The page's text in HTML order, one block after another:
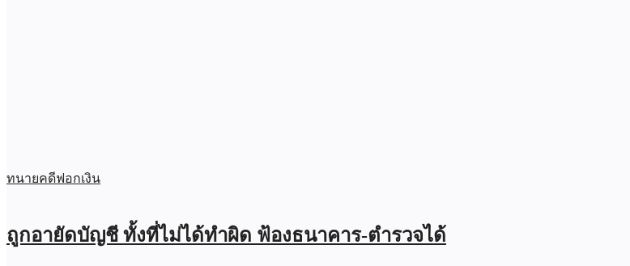
ทนายคดีฟอกเงิน
ถูกอายัดบัญชี ทั้งที่ไม่ได้ทำผิด ฟ้องธนาคาร-ตำรวจได้